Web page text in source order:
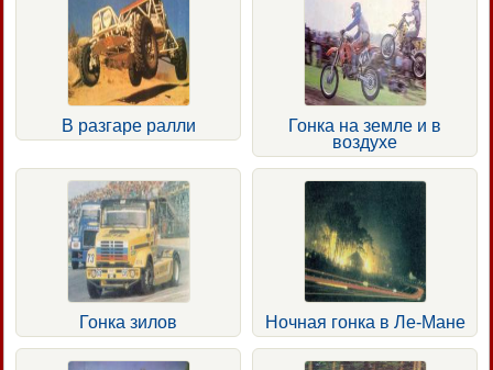
В разгаре ралли
Гонка на земле и в
воздухе
Гонка зилов Ночная гонка в Ле-Мане